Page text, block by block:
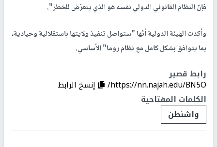
فإنّ النظام القانوني الدولي نفسه هو الذي يتعرّض للخطر".
وأكدت الهيئة الدولية أنّها "ستواصل تنفيذ ولايتها باستقلالية وحيادية،
بما يتوافق بشكل كامل مع نظام روما" الأساسي.
رابط قصير
https://nn.najah.edu/BN5O/
إنسخ الرابط
الكلمات المفتاحية
واشنطن